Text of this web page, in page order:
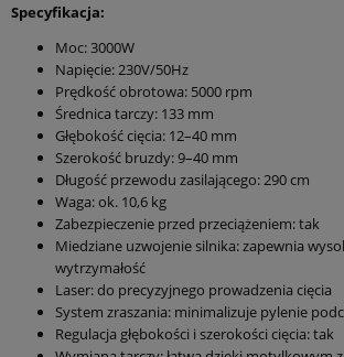
Specyfikacja:
Moc: 3000W
Napięcie: 230V/50Hz
Prędkość obrotowa: 5000 rpm
Średnica tarczy: 133 mm
Głębokość cięcia: 12–40 mm
Szerokość bruzdy: 9–40 mm
Długość przewodu zasilającego: 290 cm
Waga: ok. 10,6 kg
Zabezpieczenie przed przeciążeniem: tak
Miedziane uzwojenie silnika: zapewnia
wytrzymałość
Laser: do precyzyjnego prowadzenia cięcia
System zraszania: minimalizuje pylenie
Regulacja głębokości i szerokości cięcia: tak